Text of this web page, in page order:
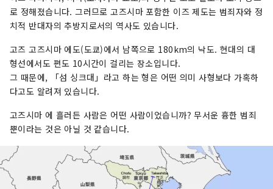
로 정해졌습니다. 그러므로 고즈시마 포함한 이즈 제도는 범죄자와 정
치적 반대자의 추방지로서의 역사도 있습니다.
고즈 고즈시마 에도(도쿄)에서 남쪽으로 180km의 낙도. 현대의 대
형선에서도 편도 10시간이 걸리는 장소입니다.
그 때문에, 「섬 싱크대」라고 하는 형은 어떤 의미 사형보다 가혹하
다고도 알려져 있습니다.
고즈시마 에 흘러든 사람은 어떤 사람이었습니까? 무서운 흉한 범죄
뿐이라는 것은 아닐 것 같습니다.